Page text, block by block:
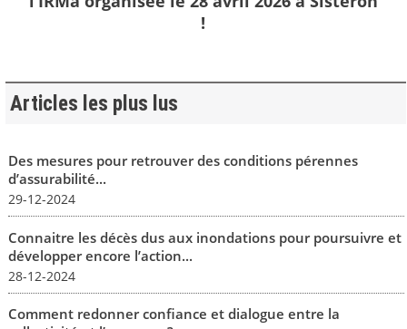
!
Articles les plus lus
Des mesures pour retrouver des conditions pérennes
d’assurabilité...
29-12-2024
Connaitre les décès dus aux inondations pour poursuivre et
développer encore l’action...
28-12-2024
Comment redonner confiance et dialogue entre la